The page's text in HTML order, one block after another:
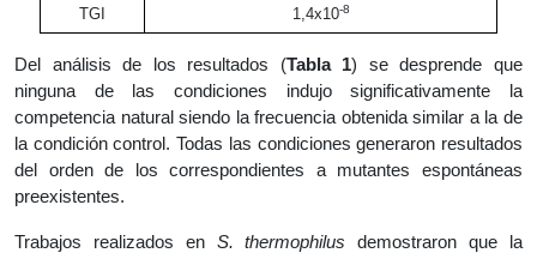
TGI 1,4x10-8
Del análisis de los resultados (Tabla 1) se desprende que
ninguna de las condiciones indujo significativamente la
competencia natural siendo la frecuencia obtenida similar a la de
la condición control. Todas las condiciones generaron resultados
del orden de los correspondientes a mutantes espontáneas
preexistentes.
Trabajos realizados en S. thermophilus demostraron que la